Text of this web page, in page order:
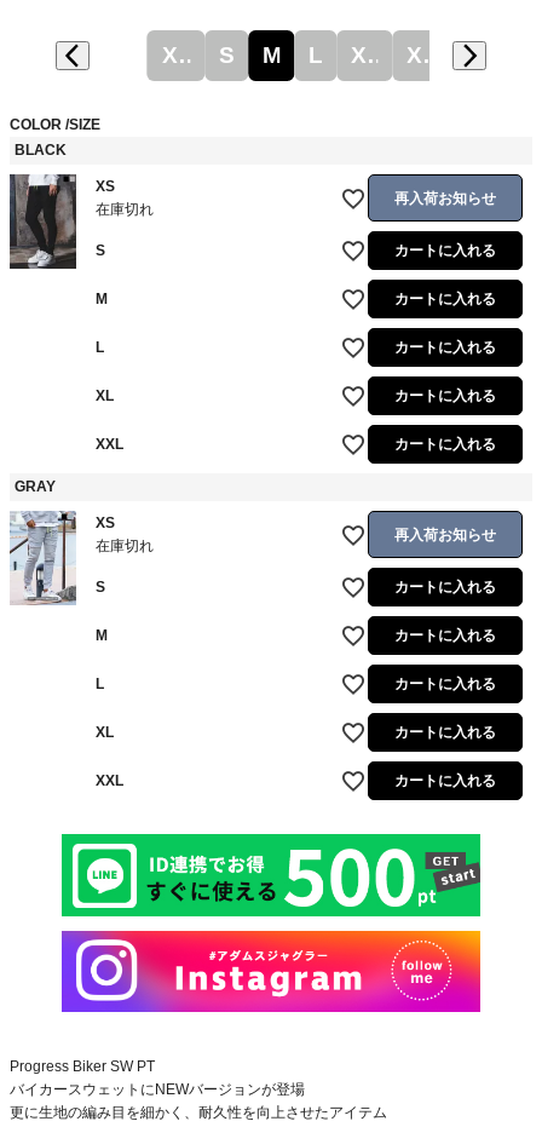
XS XL XXL
COLOR SIZE
BLACK
XS
在庫切れ
再入荷お知らせ
S カートに入れる
M カートに入れる
L カートに入れる
XL カートに入れる
XXL カートに入れる
GRAY
XS
在庫切れ
再入荷お知らせ
S カートに入れる
M カートに入れる
L カートに入れる
XL カートに入れる
XXL カートに入れる
Progress Biker SW PT
バイカースウェットにNEWバージョンが登場
更に生地の編み目を細かく、耐久性を向上させたアイテム